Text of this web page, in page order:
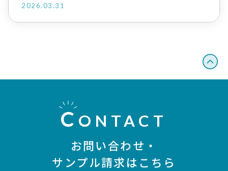
2026.03.31
C ONTACT
お問い合わせ・
サンプル請求はこちら